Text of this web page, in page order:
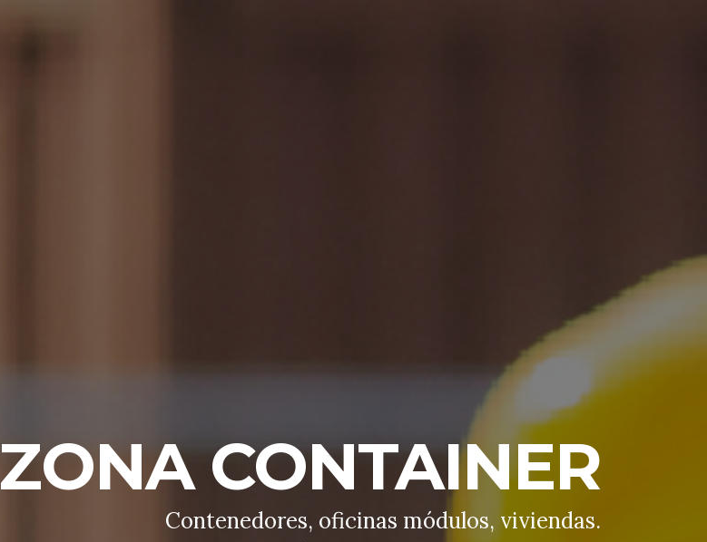
ZONA CONTAINER
Contenedores, oficinas módulos, viviendas.